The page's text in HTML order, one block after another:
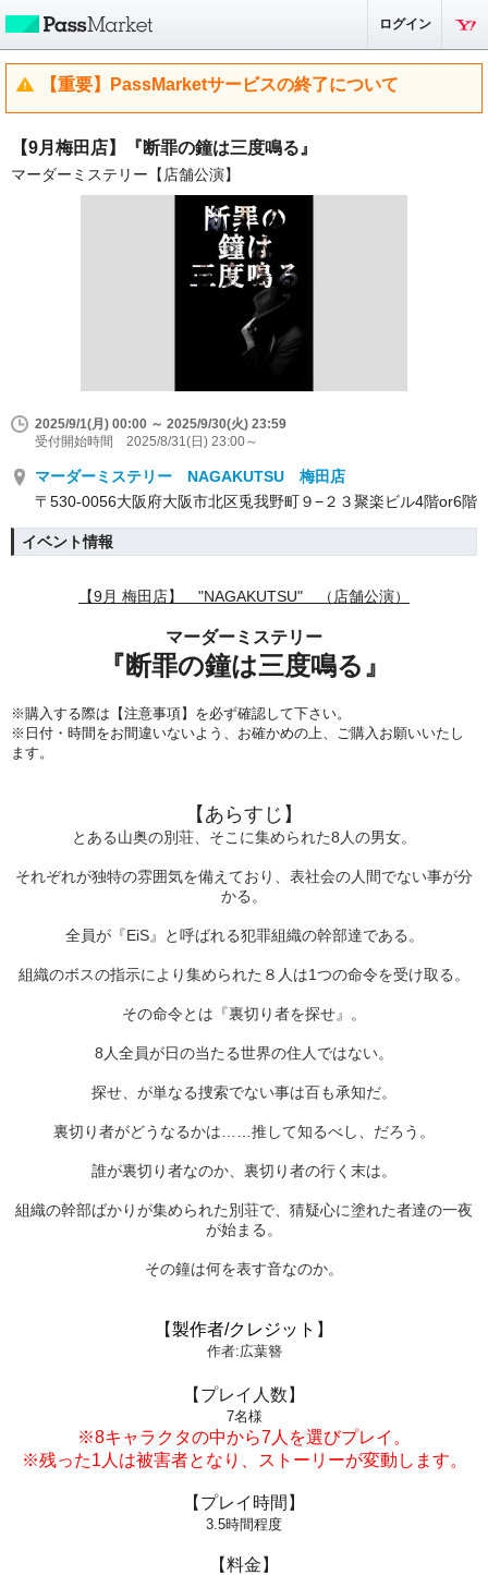
ログイン
【重要】PassMarketサービスの終了について
【9月梅田店】『断罪の鐘は三度鳴る』
マーダーミステリー【店舗公演】
2025/9/1(月) 00:00 ～ 2025/9/30(火) 23:59
受付開始時間 2025/8/31(日) 23:00～
マーダーミステリー NAGAKUTSU 梅田店
〒530-0056大阪府大阪市北区兎我野町９−２３聚楽ビル4階or6階
イベント情報
【9月 梅田店】 "NAGAKUTSU" （店舗公演）
マーダーミステリー
『断罪の鐘は三度鳴る』
※購入する際は【注意事項】を必ず確認して下さい。
※日付・時間をお間違いないよう、 お確かめの上、ご購入お願いいたし
ます。
【あらすじ】
とある山奥の別荘、そこに集められた8人の男女。
それぞれが独特の雰囲気を備えており、表社会の人間でない事が分
かる。
全員が『EiS』と呼ばれる犯罪組織の幹部達である。
組織のボスの指示により集められた８人は1つの命令を受け取る。
その命令とは『裏切り者を探せ』。
8人全員が日の当たる世界の住人ではない。
探せ、が単なる捜索でない事は百も承知だ。
裏切り者がどうなるかは……推して知るべし、だろう。
誰が裏切り者なのか、裏切り者の行く末は。
組織の幹部ばかりが集められた別荘で、猜疑心に塗れた者達の一夜
が始まる。
その鐘は何を表す音なのか。
【製作者/クレジット 】
作者:広葉簪
【プレイ人数】
7名様
※8キャラクタの中から7人を選びプレイ。
※残った1人は被害者となり、ストーリーが変動します。
【プレイ時間】
3.5時間程度
【料金】